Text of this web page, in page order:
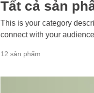
Tất cả sản
This is your category
connect with your
12 sản phẩm